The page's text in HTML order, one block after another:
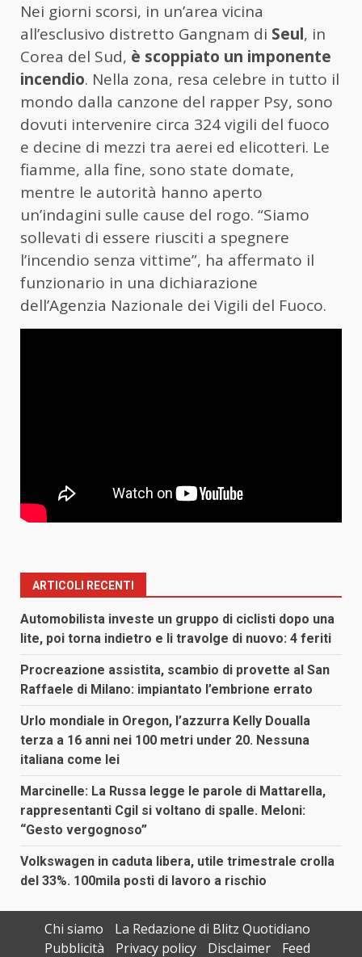
Nei giorni scorsi, in un’area vicina
all’esclusivo distretto Gangnam di Seul, in
Corea del Sud, è scoppiato un imponente
incendio. Nella zona, resa celebre in tutto il
mondo dalla canzone del rapper Psy, sono
dovuti intervenire circa 324 vigili del fuoco
e decine di mezzi tra aerei ed elicotteri. Le
fiamme, alla fine, sono state domate,
mentre le autorità hanno aperto
un’indagini sulle cause del rogo. “Siamo
sollevati di essere riusciti a spegnere
l’incendio senza vittime”, ha affermato il
funzionario in una dichiarazione
dell’Agenzia Nazionale dei Vigili del Fuoco.
ARTICOLI RECENTI
Automobilista investe un gruppo di ciclisti dopo una
lite, poi torna indietro e li travolge di nuovo: 4 feriti
Procreazione assistita, scambio di provette al San
Raffaele di Milano: impiantato l’embrione errato
Urlo mondiale in Oregon, l’azzurra Kelly Doualla
terza a 16 anni nei 100 metri under 20. Nessuna
italiana come lei
Marcinelle: La Russa legge le parole di Mattarella,
rappresentanti Cgil si voltano di spalle. Meloni:
“Gesto vergognoso”
Volkswagen in caduta libera, utile trimestrale crolla
del 33%. 100mila posti di lavoro a rischio
Chi siamo
La Redazione di Blitz Quotidiano
Pubblicità
Privacy policy Disclaimer Feed